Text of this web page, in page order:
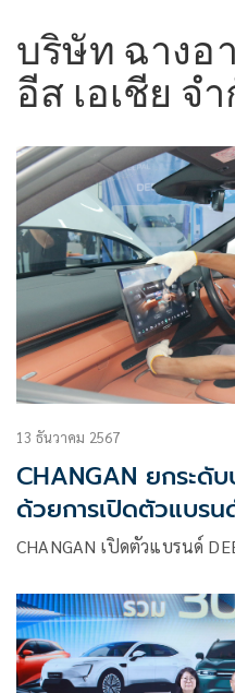
บริษัท ฉางอ
อีส เอเชีย จ
13 ธันวาคม 2567
CHANGAN ยกระดั
ด้วยการเปิดตัวแบรน
ประเทศไทย
CHANGAN เปิดตัวแบรนด์